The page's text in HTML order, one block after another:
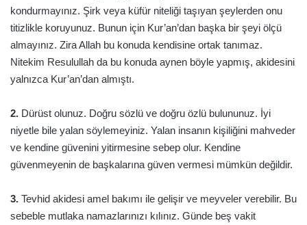
kondurmayınız. Şirk veya küfür niteliği taşıyan şeylerden onu
titizlikle koruyunuz. Bunun için Kur’an’dan başka bir şeyi ölçü
almayınız. Zira Allah bu konuda kendisine ortak tanımaz.
Nitekim Resulullah da bu konuda aynen böyle yapmış, akidesini
yalnızca Kur’an’dan almıştı.
2. Dürüst olunuz. Doğru sözlü ve doğru özlü bulununuz. İyi
niyetle bile yalan söylemeyiniz. Yalan insanın kişiliğini mahveder
ve kendine güvenini yitirmesine sebep olur. Kendine
güvenmeyenin de başkalarına güven vermesi mümkün değildir.
3. Tevhid akidesi amel bakımı ile gelişir ve meyveler verebilir. Bu
sebeble mutlaka namazlarınızı kılınız. Günde beş vakit